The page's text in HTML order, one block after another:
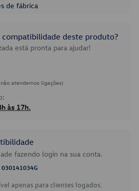
de fábrica
compatibilidade deste produto?
está pronta para ajudar!
atendemos ligações)
às 17h.
fazendo login na sua conta.
030141034G
apenas para clientes logados.